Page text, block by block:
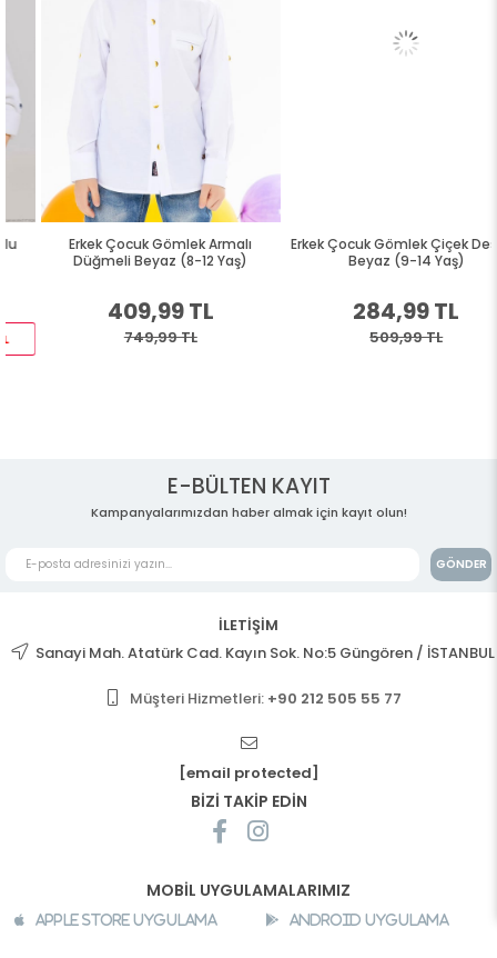
Erkek Çocuk Gömlek Armalı
Düğmeli Beyaz (8-12 Yaş)
409,99 TL
749,99 TL
Erkek Çocuk Gömlek Çiçek Desenli
Beyaz (9-14 Yaş)
284,99 TL
509,99 TL
E-BÜLTEN KAYIT
Kampanyalarımızdan haber almak için kayıt olun!
GÖNDER
İLETİŞİM
Sanayi Mah. Atatürk Cad. Kayın Sok. No:5 Güngören / İSTANBUL
Müşteri Hizmetleri: +90 212 505 55 77
[email protected]
BİZİ TAKİP EDİN
MOBİL UYGULAMALARIMIZ
Apple Store Uygulama Android Uygulama